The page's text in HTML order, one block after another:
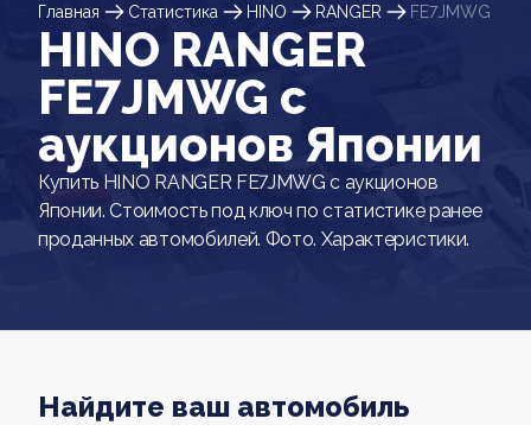
Главная Статистика HINO RANGER FE7JMWG
HINO RANGER
FE7JMWG c
аукционов Японии
Купить HINO RANGER FE7JMWG с аукционов
Японии. Стоимость под ключ по статистике ранее
проданных автомобилей. Фото. Характеристики.
Найдите ваш автомобиль